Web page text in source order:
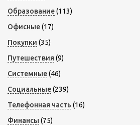
Образование(113)
Офисные(17)
Покупки (35)
Путешествия (9)
Системные(46)
Социальные(239)
Телефонная часть (16)
Финансы (75)